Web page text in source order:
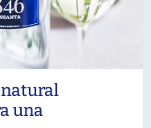
natural
una